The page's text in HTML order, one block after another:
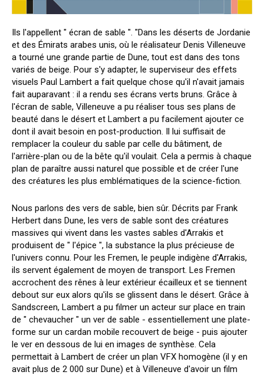
Ils l'appellent " écran de sable ". "Dans les déserts de Jordanie
et des Émirats arabes unis, où le réalisateur Denis Villeneuve
a tourné une grande partie de Dune, tout est dans des tons
variés de beige. Pour s'y adapter, le superviseur des effets
visuels Paul Lambert a fait quelque chose qu'il n'avait jamais
fait auparavant : il a rendu ses écrans verts bruns. Grâce à
l'écran de sable, Villeneuve a pu réaliser tous ses plans de
beauté dans le désert et Lambert a pu facilement ajouter ce
dont il avait besoin en post-production. Il lui suffisait de
remplacer la couleur du sable par celle du bâtiment, de
l'arrière-plan ou de la bête qu'il voulait. Cela a permis à chaque
plan de paraître aussi naturel que possible et de créer l'une
des créatures les plus emblématiques de la science-fiction.
Nous parlons des vers de sable, bien sûr. Décrits par Frank
Herbert dans Dune, les vers de sable sont des créatures
massives qui vivent dans les vastes sables d'Arrakis et
produisent de " l'épice ", la substance la plus précieuse de
l'univers connu. Pour les Fremen, le peuple indigène d'Arrakis,
ils servent également de moyen de transport. Les Fremen
accrochent des rênes à leur extérieur écailleux et se tiennent
debout sur eux alors qu'ils se glissent dans le désert. Grâce à
Sandscreen, Lambert a pu filmer un acteur sur place en train
de " chevaucher " un ver de sable - essentiellement une plate-
forme sur un cardan mobile recouvert de beige - puis ajouter
le ver en dessous de lui en images de synthèse. Cela
permettait à Lambert de créer un plan VFX homogène (il y en
avait plus de 2 000 sur Dune) et à Villeneuve d'avoir un film